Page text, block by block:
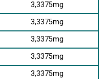
3,3375mg
3,3375mg
3,3375mg
3,3375mg
3,3375mg